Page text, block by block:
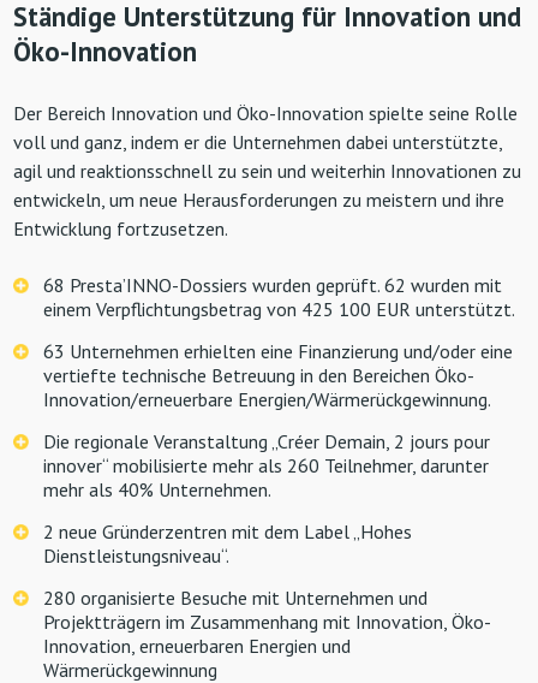
Ständige Unterstützung für Innovation und
Öko-Innovation
Der Bereich Innovation und Öko-Innovation spielte seine Rolle
voll und ganz, indem er die Unternehmen dabei unterstützte,
agil und reaktionsschnell zu sein und weiterhin Innovationen zu
entwickeln, um neue Herausforderungen zu meistern und ihre
Entwicklung fortzusetzen.
68 Presta’INNO-Dossiers wurden geprüft. 62 wurden mit
einem Verpflichtungsbetrag von 425 100 EUR unterstützt.
63 Unternehmen erhielten eine Finanzierung und/oder eine
vertiefte technische Betreuung in den Bereichen Öko-
Innovation/erneuerbare Energien/Wärmerückgewinnung.
Die regionale Veranstaltung „Créer Demain, 2 jours pour
innover“ mobilisierte mehr als 260 Teilnehmer, darunter
mehr als 40% Unternehmen.
2 neue Gründerzentren mit dem Label „Hohes
Dienstleistungsniveau“.
280 organisierte Besuche mit Unternehmen und
Projektträgern im Zusammenhang mit Innovation, Öko-
Innovation, erneuerbaren Energien und
Wärmerückgewinnung